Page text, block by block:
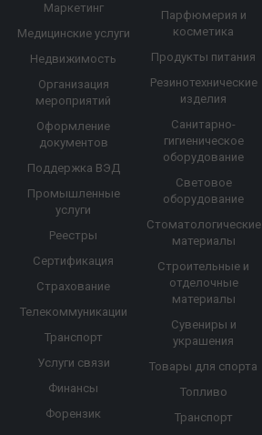
Маркетинг
Медицинские услуги
Недвижимость
Организация
мероприятий
Оформление
документов
Поддержка ВЭД
Промышленные
услуги
Реестры
Сертификация
Страхование
Телекоммуникации
Транспорт
Услуги связи
Финансы
Форензик
Парфюмерия и
косметика
Продукты питания
Резинотехнические
изделия
Санитарно-
гигиеническое
оборудование
Световое
оборудование
Стоматологические
материалы
Строительные и
отделочные
материалы
Сувениры и
украшения
Товары для спорта
Топливо
Транспорт